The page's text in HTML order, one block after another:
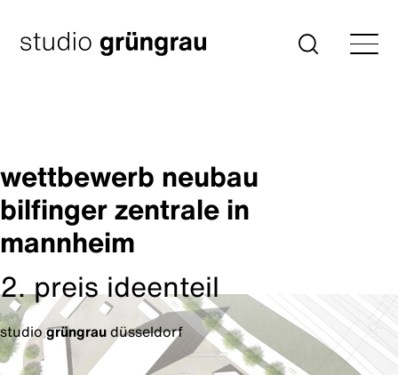
Inhalt
springen
Startseite Suche
wettbewerb neubau
bilfinger zentrale in
mannheim
2. preis ideenteil
studiogrüngraudüsseldorf